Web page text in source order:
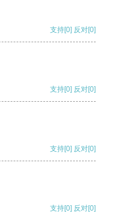
支持[0] 反对[0]
支持[0] 反对[0]
支持[0] 反对[0]
支持[0] 反对[0]